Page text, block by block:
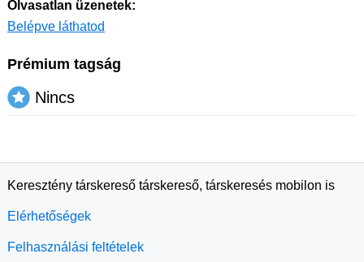
Olvasatlan üzenetek:
Belépve láthatod
Prémium tagság
Nincs
Keresztény társkereső társkereső, társkeresés mobilon is
Elérhetőségek
Felhasználási feltételek